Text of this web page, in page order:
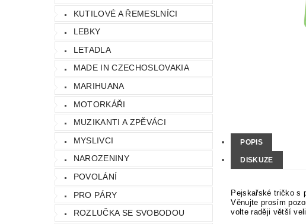
KUTILOVÉ A ŘEMESLNÍCI
LEBKY
LETADLA
MADE IN CZECHOSLOVAKIA
MARIHUANA
MOTORKÁŘI
MUZIKANTI A ZPĚVÁCI
MYSLIVCI
NAROZENINY
POVOLÁNÍ
PRO PÁRY
ROZLUČKA SE SVOBODOU
POPIS
DISKUZE
Pejskařské tričko s
Věnujte prosím
volte raději větší